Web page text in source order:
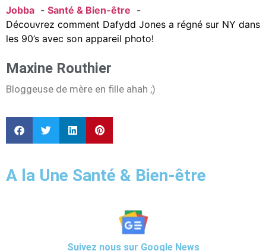
Jobba
Santé & Bien-être
Découvrez comment Dafydd Jones a régné sur NY dans
les 90’s avec son appareil photo!
Maxine Routhier
Bloggeuse de mère en fille ahah ;)
A la Une Santé & Bien-être
Suivez nous sur Google News